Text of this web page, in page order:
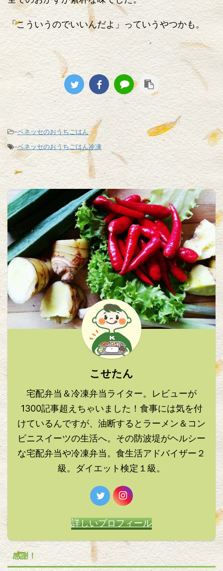
「こういうのでいいんだよ」っていうやつかも。
-ベネッセのおうちごはん
-ベネッセのおうちごはん冷凍
こせたん
宅配弁当＆冷凍弁当ライター。レビューが
1300記事超えちゃいました！食事には気を付
けているんですが、油断するとラーメン＆コン
ビニスイーツの生活へ。その防波堤がヘルシー
な宅配弁当や冷凍弁当。食生活アドバイザー２
級。ダイエット検定１級。
詳しいプロフィール
感謝！